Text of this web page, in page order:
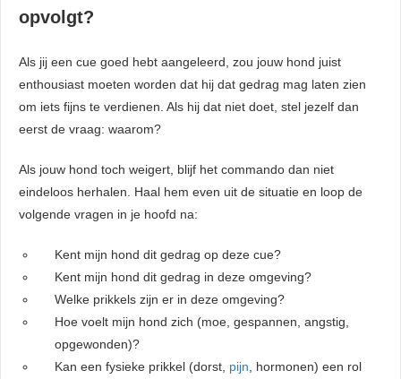
opvolgt?
Als jij een cue goed hebt aangeleerd, zou jouw hond juist
enthousiast moeten worden dat hij dat gedrag mag laten zien
om iets fijns te verdienen. Als hij dat niet doet, stel jezelf dan
eerst de vraag: waarom?
Als jouw hond toch weigert, blijf het commando dan niet
eindeloos herhalen. Haal hem even uit de situatie en loop de
volgende vragen in je hoofd na:
Kent mijn hond dit gedrag op deze cue?
Kent mijn hond dit gedrag in deze omgeving?
Welke prikkels zijn er in deze omgeving?
Hoe voelt mijn hond zich (moe, gespannen, angstig,
opgewonden)?
Kan een fysieke prikkel (dorst, pijn , hormonen) een rol